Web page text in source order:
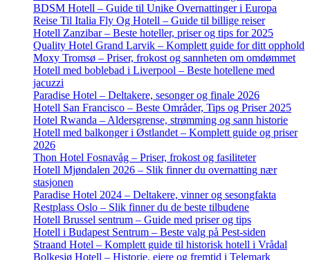
BDSM Hotell – Guide til Unike Overnattinger i Europa
Reise Til Italia Fly Og Hotell – Guide til billige reiser
Hotell Zanzibar – Beste hoteller, priser og tips for 2025
Quality Hotel Grand Larvik – Komplett guide for ditt opphold
Moxy Tromsø – Priser, frokost og sannheten om omdømmet
Hotell med boblebad i Liverpool – Beste hotellene med
jacuzzi
Paradise Hotel – Deltakere, sesonger og finale 2026
Hotell San Francisco – Beste Områder, Tips og Priser 2025
Hotel Rwanda – Aldersgrense, strømming og sann historie
Hotell med balkonger i Østlandet – Komplett guide og priser
2026
Thon Hotel Fosnavåg – Priser, frokost og fasiliteter
Hotell Mjøndalen 2026 – Slik finner du overnatting nær
stasjonen
Paradise Hotel 2024 – Deltakere, vinner og sesongfakta
Restplass Oslo – Slik finner du de beste tilbudene
Hotell Brussel sentrum – Guide med priser og tips
Hotell i Budapest Sentrum – Beste valg på Pest-siden
Straand Hotel – Komplett guide til historisk hotell i Vrådal
Bolkesjø Hotell – Historie, eiere og fremtid i Telemark